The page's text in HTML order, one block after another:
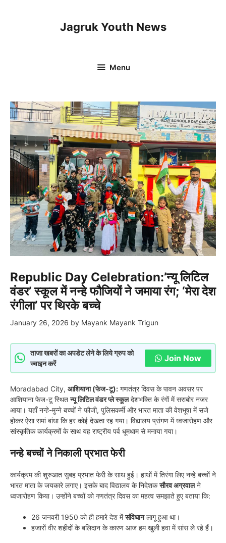
Jagruk Youth News
Menu
Republic Day Celebration:’न्यू लिटिल
वंडर’ स्कूल में नन्हे फौजियों ने जमाया रंग; ‘मेरा देश
रंगीला’ पर थिरके बच्चे
January 26, 2026 by Mayank Mayank Trigun
ताजा खबरों का अपडेट लेने के लिये ग्रुप को
ज्वाइन करें
Join Now
​Moradabad City, आशियाना (फेज-टू): गणतंत्र दिवस के पावन अवसर पर
आशियाना फेज-टू स्थितन्यू लिटिल वंडर प्ले स्कूलदेशभक्ति के रंगों में सराबोर नजर
आया। यहाँ नन्हे-मुन्ने बच्चों ने फौजी, पुलिसकर्मी और भारत माता की वेशभूषा में सजे
होकर ऐसा समां बांधा कि हर कोई देखता रह गया। विद्यालय प्रांगण में ध्वजारोहण और
सांस्कृतिक कार्यक्रमों के साथ यह राष्ट्रीय पर्व धूमधाम से मनाया गया।
नन्हे बच्चों ने निकाली प्रभात फेरी
​कार्यक्रम की शुरुआत सुबह प्रभात फेरी के साथ हुई। हाथों में तिरंगा लिए नन्हे बच्चों ने
भारत माता के जयकारे लगाए। इसके बाद विद्यालय के निदेशकसौरव अग्रवालने
ध्वजारोहण किया। उन्होंने बच्चों को गणतंत्र दिवस का महत्व समझाते हुए बताया कि:
​26 जनवरी 1950 को ही हमारे देश मेंसंविधानलागू हुआ था।
​हजारों वीर शहीदों के बलिदान के कारण आज हम खुली हवा में सांस ले रहे हैं।